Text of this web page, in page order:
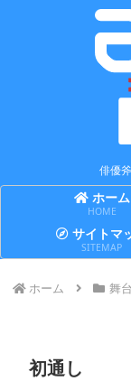
俳優
ホーム
HOME
サイトマ
SITEMAP
ホーム 舞台
初通し